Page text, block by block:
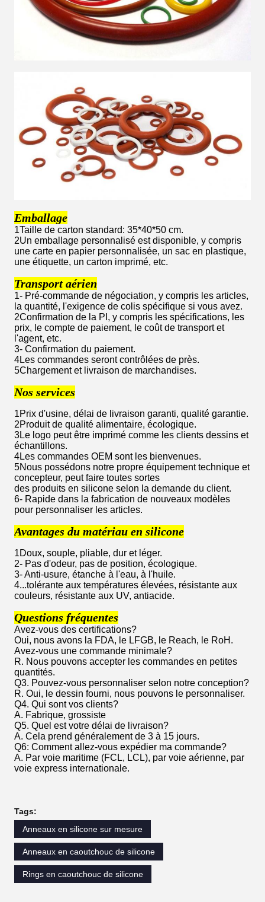
Emballage
1Taille de carton standard: 35*40*50 cm.
2Un emballage personnalisé est disponible, y compris
une carte en papier personnalisée, un sac en plastique,
une étiquette, un carton imprimé, etc.
Transport aérien
1- Pré-commande de négociation, y compris les articles,
la quantité, l'exigence de colis spécifique si vous avez.
2Confirmation de la PI, y compris les spécifications, les
prix, le compte de paiement, le coût de transport et
l'agent, etc.
3- Confirmation du paiement.
4Les commandes seront contrôlées de près.
5Chargement et livraison de marchandises.
Nos services
1Prix d'usine, délai de livraison garanti, qualité garantie.
2Produit de qualité alimentaire, écologique.
3Le logo peut être imprimé comme les clients dessins et
échantillons.
4Les commandes OEM sont les bienvenues.
5Nous possédons notre propre équipement technique et
concepteur, peut faire toutes sortes
des produits en silicone selon la demande du client.
6- Rapide dans la fabrication de nouveaux modèles
pour personnaliser les articles.
Avantages du matériau en silicone
1Doux, souple, pliable, dur et léger.
2- Pas d'odeur, pas de position, écologique.
3- Anti-usure, étanche à l'eau, à l'huile.
4...tolérante aux températures élevées, résistante aux
couleurs, résistante aux UV, antiacide.
Questions fréquentes
Avez-vous des certifications?
Oui, nous avons la FDA, le LFGB, le Reach, le RoH.
Avez-vous une commande minimale?
R. Nous pouvons accepter les commandes en petites
quantités.
Q3. Pouvez-vous personnaliser selon notre conception?
R. Oui, le dessin fourni, nous pouvons le personnaliser.
Q4. Qui sont vos clients?
A. Fabrique, grossiste
Q5. Quel est votre délai de livraison?
A. Cela prend généralement de 3 à 15 jours.
Q6: Comment allez-vous expédier ma commande?
A. Par voie maritime (FCL, LCL), par voie aérienne, par
voie express internationale.
Tags:
Anneaux en silicone sur mesure
Anneaux en caoutchouc de silicone
Rings en caoutchouc de silicone